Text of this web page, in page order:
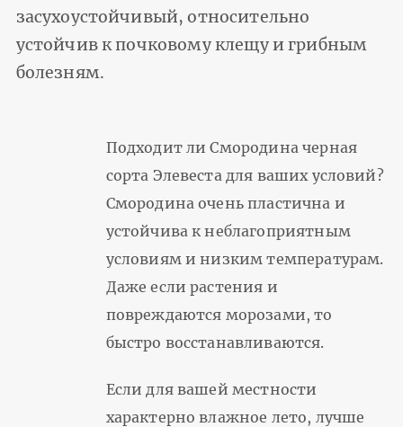
засухоустойчивый, относительно
устойчив к почковому клещу и грибным
болезням.
Подходит ли Смородина черная
сорта Элевеста для ваших условий?
Смородина очень пластична и
устойчива к неблагоприятным
условиям и низким температурам.
Даже если растения и
повреждаются морозами, то
быстро восстанавливаются.
Если для вашей местности
характерно влажное лето, лучше